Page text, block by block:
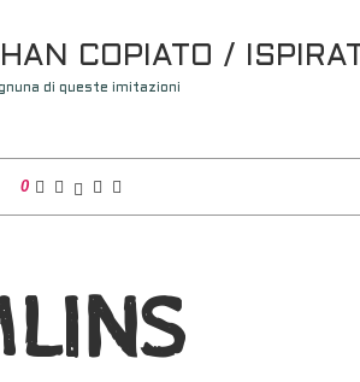
COPIATO / ISPIRATI
di queste imitazioni
0